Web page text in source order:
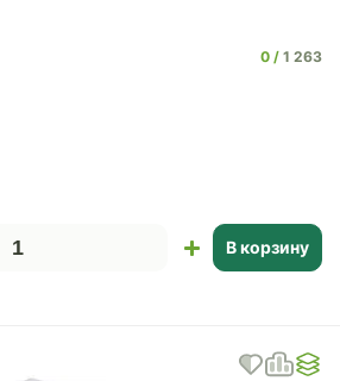
0
1 263
В корзину